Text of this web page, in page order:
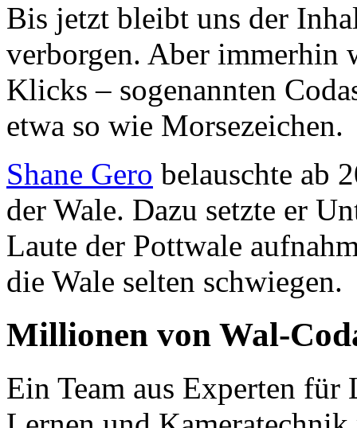
Bis jetzt bleibt uns der
verborgen. Aber immerhin
Klicks – sogenannten
etwa so wie Morsezeichen.
Shane Gero belauschte ab
der Wale. Dazu setzte er
Laute der Pottwale
die Wale selten schwiegen.
Millionen von Wal-
Ein Team aus Experten